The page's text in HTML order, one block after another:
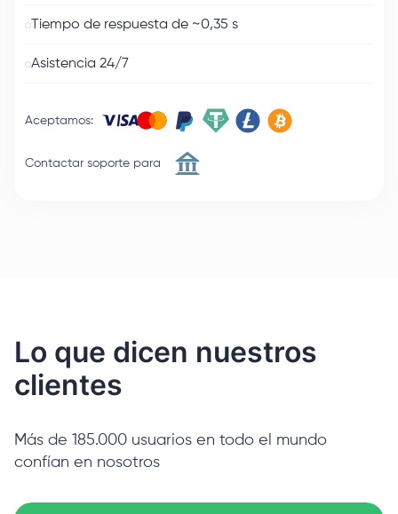
Tiempo de respuesta de ~0,35 s
Asistencia 24/7
Aceptamos:
Contactar soporte para
Lo que dicen nuestros
clientes
Más de 185.000 usuarios en todo el mundo
confían en nosotros